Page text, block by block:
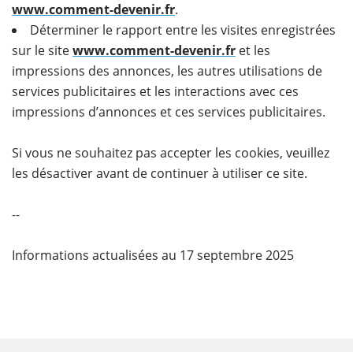
www.comment-devenir.fr.
Déterminer le rapport entre les visites enregistrées
sur le sitewww.comment-devenir.fr et les
impressions des annonces, les autres utilisations de
services publicitaires et les interactions avec ces
impressions d’annonces et ces services publicitaires.
Si vous ne souhaitez pas accepter les cookies, veuillez
les désactiver avant de continuer à utiliser ce site.
--
Informations actualisées au 17 septembre 2025